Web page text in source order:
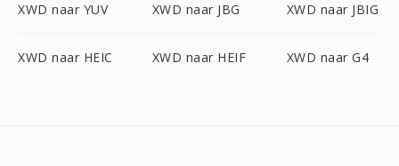
XWD naar YUV XWD naar JBG XWD naar JBIG
XWD naar HEIC XWD naar HEIF XWD naar G4